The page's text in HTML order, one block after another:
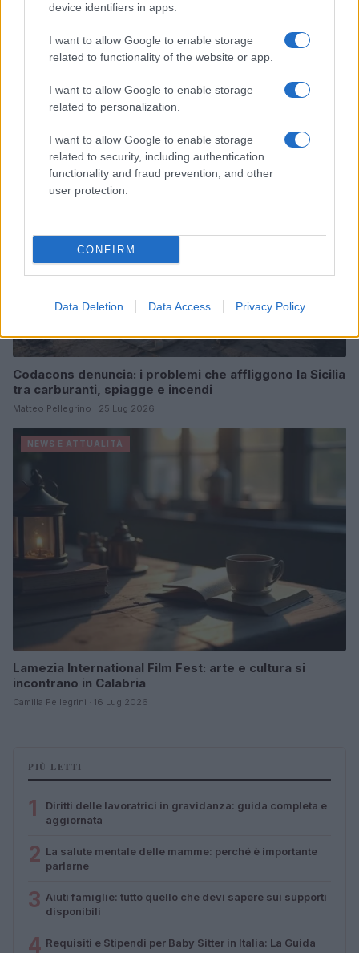
device identifiers in apps.
I want to allow Google to enable storage
related to functionality of the website or app.
I want to allow Google to enable storage
related to personalization.
I want to allow Google to enable storage
related to security, including authentication
functionality and fraud prevention, and other
user protection.
CONFIRM
Data Deletion Data Access Privacy Policy
ICA Milano presenta mostre, concerti e letture per
l’autunno 2026
Matteo Pellegrino · 6 Ago 2026
NEWS E ATTUALITÀ
Codacons denuncia: i problemi che affliggono la Sicilia
tra carburanti, spiagge e incendi
Matteo Pellegrino · 25 Lug 2026
NEWS E ATTUALITÀ
Lamezia International Film Fest: arte e cultura si
incontrano in Calabria
Camilla Pellegrini · 16 Lug 2026
PIÙ LETTI
1
Diritti delle lavoratrici in gravidanza: guida completa e
aggiornata
2 La salute mentale delle mamme: perché è importante
parlarne
3 Aiuti famiglie: tutto quello che devi sapere sui supporti
disponibili
4 Requisiti e Stipendi per Baby Sitter in Italia: La Guida